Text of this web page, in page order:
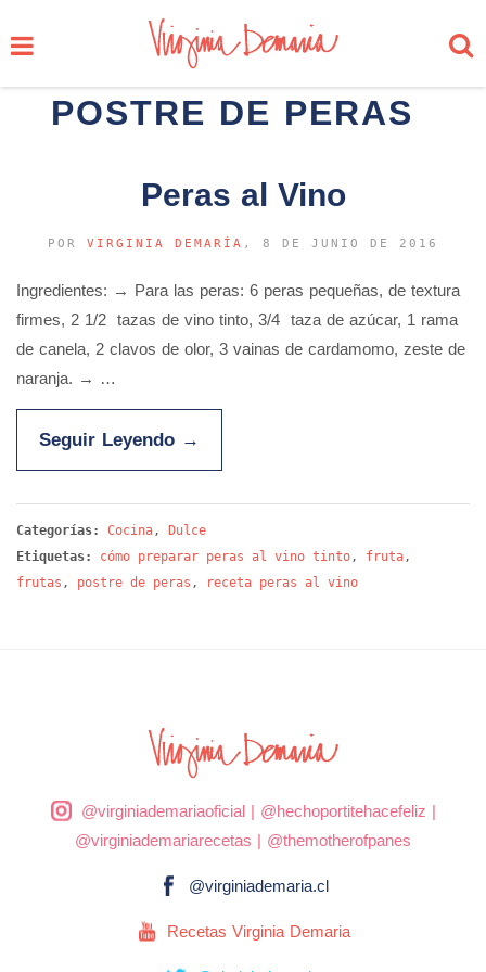
POSTRE DE PERAS
Peras al Vino
POR VIRGINIA DEMARÍA , 8 DE JUNIO DE 2016
Ingredientes: → Para las peras: 6 peras pequeñas, de textura
firmes, 2 1/2 tazas de vino tinto, 3/4 taza de azúcar, 1 rama
de canela, 2 clavos de olor, 3 vainas de cardamomo, zeste de
naranja. → …
Seguir Leyendo →
Categorías: Cocina,
Dulce
Etiquetas:
cómo preparar peras al vino tinto, fruta,
frutas , postre de peras , receta peras al vino
@virginiademariaoficial| @hechoportitehacefeliz |
@virginiademariarecetas | @themotherofpanes
@virginiademaria.cl
Recetas Virginia Demaria